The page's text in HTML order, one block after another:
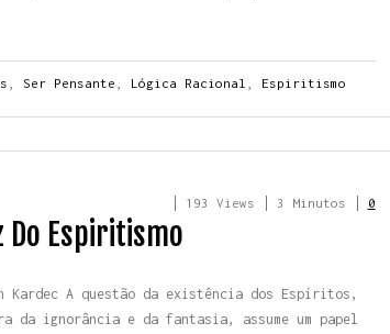
Ser Pensante Lógica Racional Espiritismo
193 Views 3 Minutos 0
Do Espiritismo
A questão da existência dos Espíritos,
da ignorância e da fantasia, assume um papel